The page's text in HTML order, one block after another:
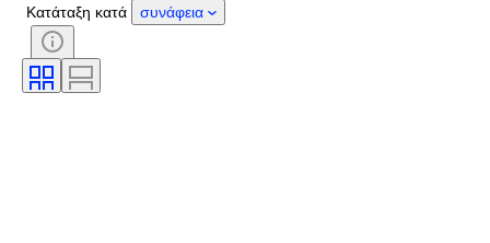
Πιστοποίηση
Περιλαμβάνονται αξεσουάρ
Εποχή
Κατάταξη κατά συνάφεια